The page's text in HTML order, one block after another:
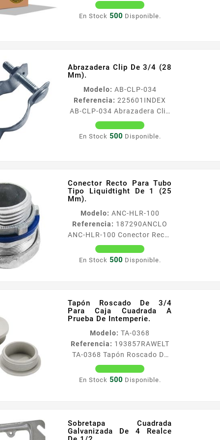
rapidez de montaje
Caracteriacutesticas
Con 4 Perforaciones. Angulo
9 X 10 cm con 4
En Stock 500 Disponible.
Abrazadera Clip De 3/4 (28
Mm).
Modelo: AB-CLP-034
Referencia: 225601 INDEX
AB-CLP-034 Abrazadera Clip
De 3/4 (28 Mm). Abrazadera
Clip de 34
Abrazadera de una sola pieza
con tornillo sin huella y con
Especialmente indicada para
tuberiacuteas horizontales y
En Stock 500 Disponible.
Conector Recto Para Tubo
Tipo Liquidtight De 1 (25
Mm).
Modelo: ANC-HLR-100
Referencia: 187290ANCLO
ANC-HLR-100 Conector Recto
Para Tubo Tipo Liquidtight De
1 (25 Mm).
sellos incluidos Fabricado en
conformidad con norma
NEMA FB1 USA GSA F 406 D
UL 514 B Diaacutemetro 1 25
mm Compatible con
ANCCOT100
En Stock 500 Disponible.
Tapón Roscado De 3/4
Para Caja Cuadrada A
Prueba De Intemperie.
Modelo: TA-0368
Referencia: 193857RAWELT
TA-0368 Tapón Roscado De
3/4 Para Caja Cuadrada A
Prueba De Intemperie.
presioacuten Acabado
Pintura electrostatica
En Stock 500 Disponible.
Sobretapa Cuadrada
Galvanizada De 4 Realce